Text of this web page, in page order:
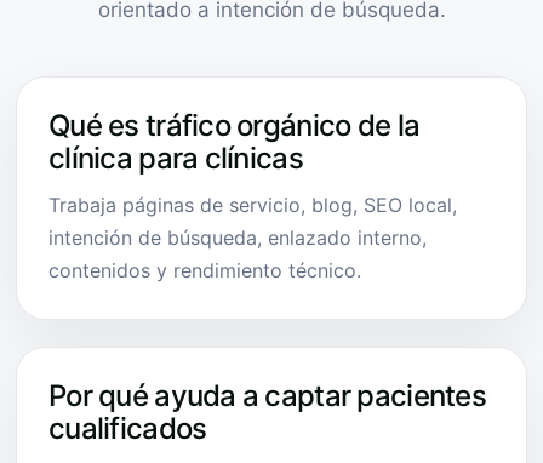
orientado a intención de búsqueda.
Qué es tráfico orgánico de la
clínica para clínicas
Trabaja páginas de servicio, blog, SEO local,
intención de búsqueda, enlazado interno,
contenidos y rendimiento técnico.
Por qué ayuda a captar pacientes
cualificados